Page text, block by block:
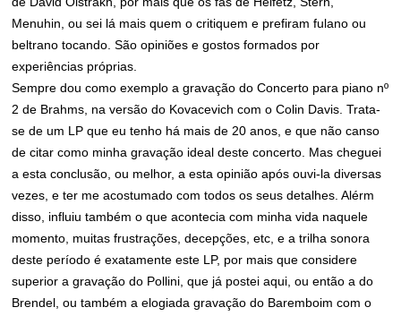
Menuhin, ou sei lá mais quem o critiquem e prefiram fulano ou
beltrano tocando. São opiniões e gostos formados por
experiências próprias.
Sempre dou como exemplo a gravação do Concerto para piano nº
2 de Brahms, na versão do Kovacevich com o Colin Davis. Trata-
se de um LP que eu tenho há mais de 20 anos, e que não canso
de citar como minha gravação ideal deste concerto. Mas cheguei
a esta conclusão, ou melhor, a esta opinião após ouvi-la diversas
vezes, e ter me acostumado com todos os seus detalhes. Alérm
disso, influiu também o que acontecia com minha vida naquele
momento, muitas frustrações, decepções, etc, e a trilha sonora
deste período é exatamente este LP, por mais que considere
superior a gravação do Pollini, que já postei aqui, ou então a do
Brendel, ou também a elogiada gravação do Baremboim com o